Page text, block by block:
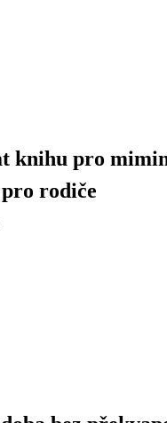
knihu pro
rodiče